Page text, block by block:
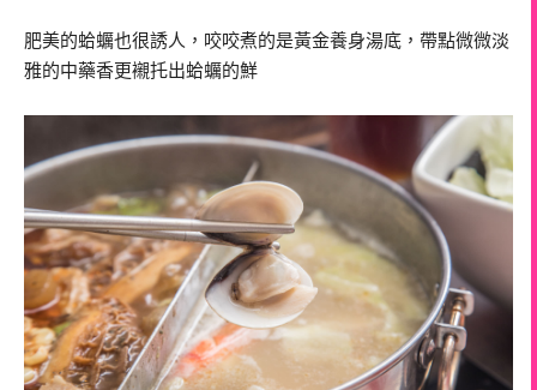
肥美的蛤蠣也很誘人，咬咬煮的是黃金養身湯底，帶點微微淡
雅的中藥香更襯托出蛤蠣的鮮